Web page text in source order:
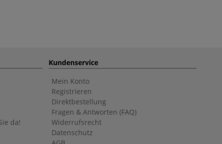
da!
Kundenservice
Mein Konto
Registrieren
Direktbestellung
Fragen & Antworten (FAQ)
Widerrufsrecht
Datenschutz